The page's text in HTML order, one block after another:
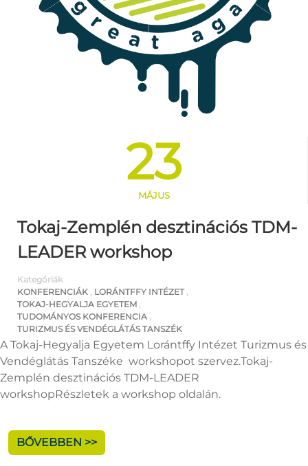
23
MÁJUS
Tokaj-Zemplén desztinációs TDM-
LEADER workshop
Kategóriák
KONFERENCIÁK , LORÁNTFFY INTÉZET,
TOKAJ-HEGYALJA EGYETEM ,
TUDOMÁNYOS KONFERENCIA ,
TURIZMUS ÉS VENDÉGLÁTÁS TANSZÉK
A Tokaj-Hegyalja Egyetem Lorántffy Intézet Turizmus és
Vendéglátás Tanszéke workshopot szervez.Tokaj-
Zemplén desztinációs TDM-LEADER
workshopRészletek a workshop oldalán.
BŐVEBBEN >>